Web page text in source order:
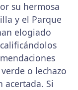
su hermosa
y el Parque
elogiado
o lechazo
acertada. Si